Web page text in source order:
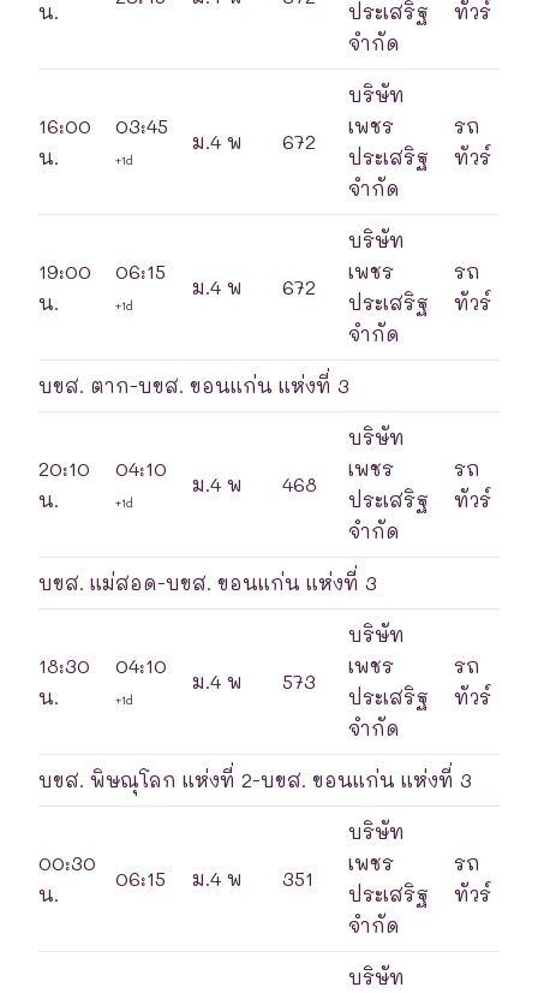
น.
ประเสริฐ
จำกัด
ทัวร์
16:00
น.
03:45
+1d
ม.4 พ 672
บริษัท
เพชร
ประเสริฐ
จำกัด
รถ
ทัวร์
19:00
น.
06:15
+1d
ม.4 พ 672
บริษัท
เพชร
ประเสริฐ
จำกัด
รถ
ทัวร์
บขส. ตาก-บขส. ขอนแก่น แห่งที่ 3
20:10
น.
04:10
+1d
ม.4 พ 468
บริษัท
เพชร
ประเสริฐ
จำกัด
รถ
ทัวร์
บขส. แม่สอด-บขส. ขอนแก่น แห่งที่ 3
18:30
น.
04:10
+1d
ม.4 พ 573
บริษัท
เพชร
ประเสริฐ
จำกัด
รถ
ทัวร์
บขส. พิษณุโลก แห่งที่ 2-บขส. ขอนแก่น แห่งที่ 3
00:30
น.
06:15 ม.4 พ 351
บริษัท
เพชร
ประเสริฐ
จำกัด
รถ
ทัวร์
บริษัท